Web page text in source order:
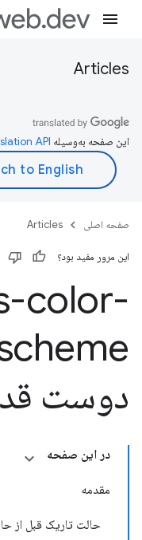
Articles
این صفحه به‌وسیله
صفحه اصلی Articles
این مرور مفید بود؟
color-
دوست
در این صفحه
مقدمه
حالت تاریک قبل از